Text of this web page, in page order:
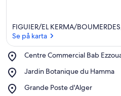
FIGUIER/EL KERMA/
Se på karta
Centre Commercial Bab
Place,
Commercial
Ezzouar
Jardin Botanique du Hamma
Place,
Botanique
Grande Poste d'Alger
Place,